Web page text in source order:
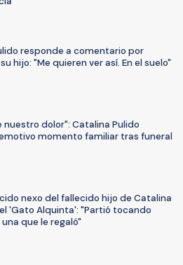
responde a comentario por
hijo: "Me quieren ver así. En el suelo"
nuestro dolor": Catalina Pulido
momento familiar tras funeral
nexo del fallecido hijo de Catalina
'Gato Alquinta': "Partió tocando
que le regaló"